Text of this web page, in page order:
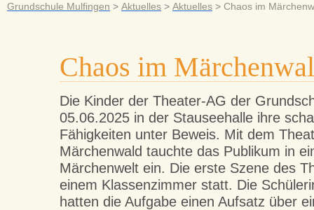
Grundschule Mulfingen > Aktuelles > Aktuelles > Chaos im
Chaos im
Die Kinder der Theater-AG der
05.06.2025 in der Stauseehalle ihre
Fähigkeiten unter Beweis. Mit dem
Märchenwald tauchte das Publikum in
Märchenwelt ein. Die erste Szene des
einem Klassenzimmer statt. Die
hatten die Aufgabe einen Aufsatz über